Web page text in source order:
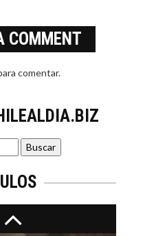
COMMENT
comentar.
DE
EL
de
para el
Turístico…
CHILENA
DE LA
chilena: un